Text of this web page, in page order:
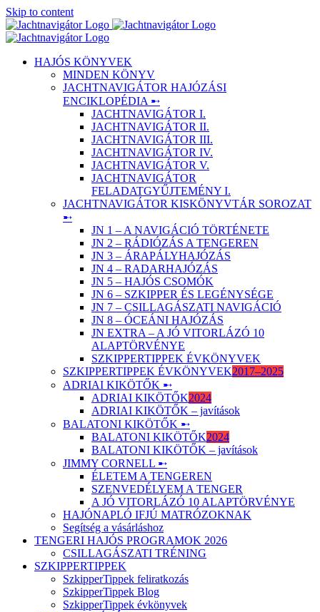
Skip to content
HAJÓS KÖNYVEK
MINDEN KÖNYV
JACHTNAVIGÁTOR HAJÓZÁSI
ENCIKLOPÉDIA ➸
JACHTNAVIGÁTOR I.
JACHTNAVIGÁTOR II.
JACHTNAVIGÁTOR III.
JACHTNAVIGÁTOR IV.
JACHTNAVIGÁTOR V.
JACHTNAVIGÁTOR
FELADATGYŰJTEMÉNY I.
JACHTNAVIGÁTOR KISKÖNYVTÁR SOROZAT
➸
JN 1 – A NAVIGÁCIÓ TÖRTÉNETE
JN 2 – RÁDIÓZÁS A TENGEREN
JN 3 – ÁRAPÁLYHAJÓZÁS
JN 4 – RADARHAJÓZÁS
JN 5 – HAJÓS CSOMÓK
JN 6 – SZKIPPER ÉS LEGÉNYSÉGE
JN 7 – CSILLAGÁSZATI NAVIGÁCIÓ
JN 8 – ÓCEÁNI HAJÓZÁS
JN EXTRA – A JÓ VITORLÁZÓ 10
ALAPTÖRVÉNYE
SZKIPPERTIPPEK ÉVKÖNYVEK
SZKIPPERTIPPEK ÉVKÖNYVEK2017–2025
ADRIAI KIKÖTŐK ➸
ADRIAI KIKÖTŐK2024
ADRIAI KIKÖTŐK – javítások
BALATONI KIKÖTŐK ➸
BALATONI KIKÖTŐK2024
BALATONI KIKÖTŐK – javítások
JIMMY CORNELL ➸
ÉLETEM A TENGEREN
SZENVEDÉLYEM A TENGER
A JÓ VITORLÁZÓ 10 ALAPTÖRVÉNYE
HAJÓNAPLÓ IFJÚ MATRÓZOKNAK
Segítség a vásárláshoz
TENGERI HAJÓS PROGRAMOK 2026
CSILLAGÁSZATI TRÉNING
SZKIPPERTIPPEK
SzkipperTippek feliratkozás
SzkipperTippek Blog
SzkipperTippek évkönyvek